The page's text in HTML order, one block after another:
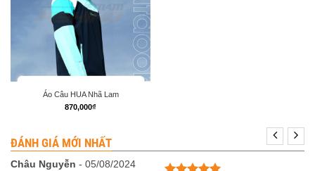
Áo Câu HUA Nhã Lam
870,000₫
ĐÁNH GIÁ MỚI NHẤT
Châu Nguyễn - 05/08/2024